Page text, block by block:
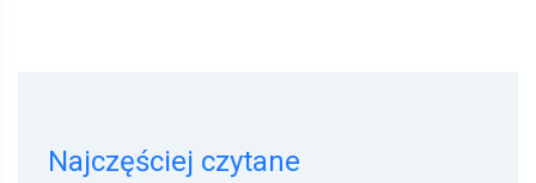
Najczęściej czytane